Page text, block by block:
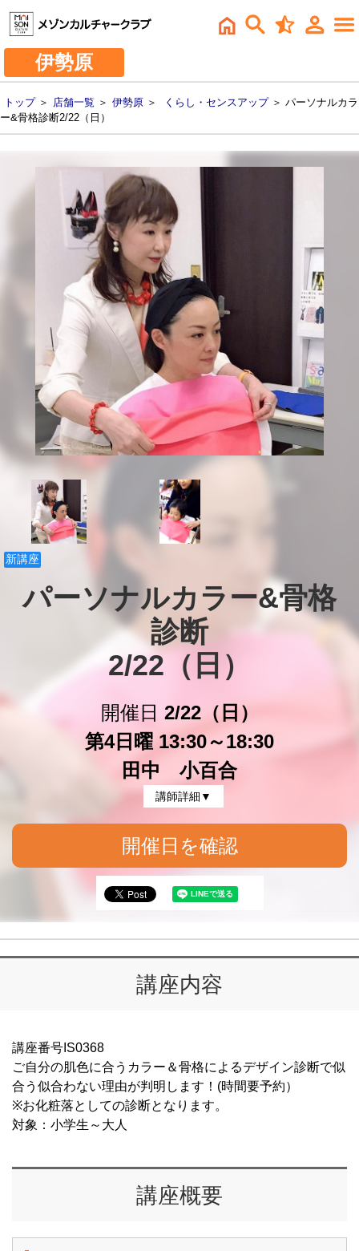
伊勢原
トップ＞ 店舗一覧 ＞ 伊勢原 ＞ くらし・センスアップ＞ パーソナルカラ
ー&骨格診断2/22（日）
新講座
パーソナルカラー&骨格
診断
2/22（日）
開催日 2/22（日）
第4日曜 13:30～18:30
田中 小百合
講師詳細▼
開催日を確認
講座内容
講座番号IS0368
ご自分の肌色に合うカラー＆骨格によるデザイン診断で似
合う似合わない理由が判明します！(時間要予約）
※お化粧落としての診断となります。
対象：小学生～大人
講座概要